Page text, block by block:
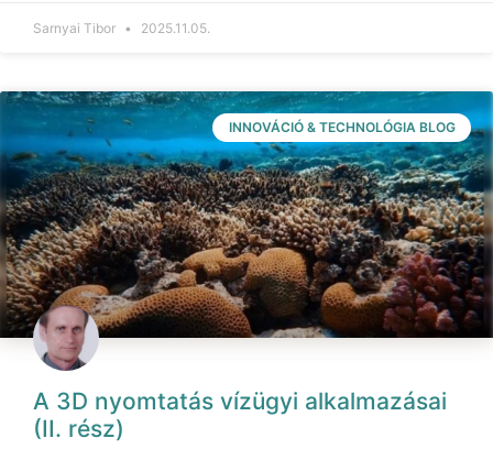
Sarnyai Tibor 2025.11.05.
INNOVÁCIÓ & TECHNOLÓGIA BLOG
A 3D nyomtatás vízügyi alkalmazásai
(II. rész)